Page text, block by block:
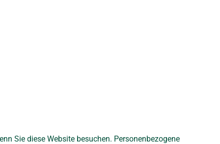
Sie diese Website besuchen. Personenbezogene